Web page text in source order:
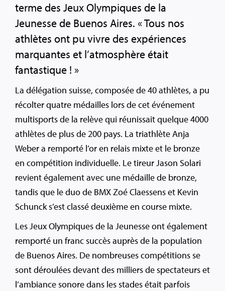
terme des Jeux Olympiques de la
Jeunesse de Buenos Aires. « Tous nos
athlètes ont pu vivre des expériences
marquantes et l’atmosphère était
fantastique ! »
La délégation suisse, composée de 40 athlètes, a pu
récolter quatre médailles lors de cet événement
multisports de la relève qui réunissait quelque 4000
athlètes de plus de 200 pays. La triathlète Anja
Weber a remporté l’or en relais mixte et le bronze
en compétition individuelle. Le tireur Jason Solari
revient également avec une médaille de bronze,
tandis que le duo de BMX Zoé Claessens et Kevin
Schunck s’est classé deuxième en course mixte.
Les Jeux Olympiques de la Jeunesse ont également
remporté un franc succès auprès de la population
de Buenos Aires. De nombreuses compétitions se
sont déroulées devant des milliers de spectateurs et
l’ambiance sonore dans les stades était parfois